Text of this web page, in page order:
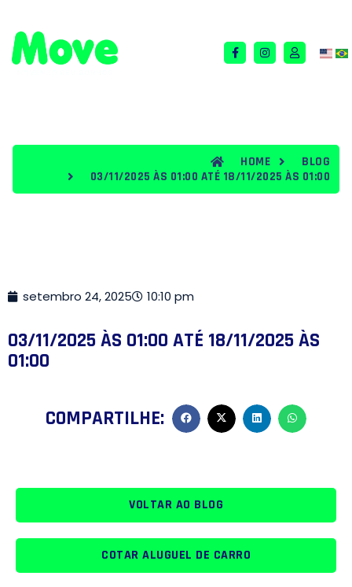
HOME
BLOG
03/11/2025 ÀS 01:00 ATÉ 18/11/2025 ÀS 01:00
setembro 24, 2025 10:10 pm
03/11/2025 ÀS 01:00 ATÉ 18/11/2025 ÀS
01:00
COMPARTILHE:
VOLTAR AO BLOG
COTAR ALUGUEL DE CARRO